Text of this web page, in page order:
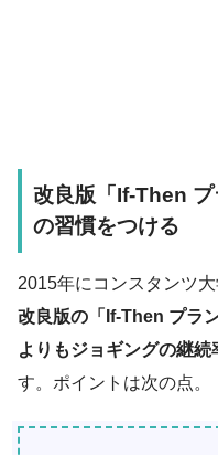
改良版「If-Then
の習慣をつける
2015年にコンスタンツ
改良版の「If-Then プラ
よりもジョギングの継
す。ポイントは次の点。